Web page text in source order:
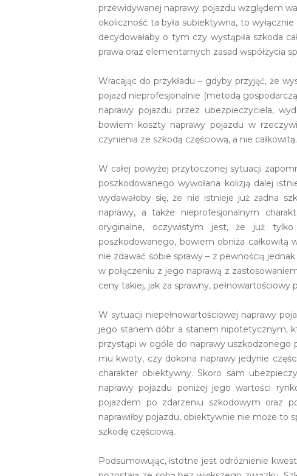
przewidywanej naprawy pojazdu względem
okoliczność ta była subiektywna, to
decydowałaby o tym czy wystąpiła szkoda
prawa oraz elementarnych zasad współżycia
Wracając do przykładu – gdyby przyjąć, że
pojazd nieprofesjonalnie (metodą
naprawy pojazdu przez ubezpieczyciela,
bowiem koszty naprawy pojazdu w
czynienia ze szkodą częściową, a nie całkowitą.
W całej powyżej przytoczonej sytuacji
poszkodowanego wywołana kolizją dalej
wydawałoby się, że nie istnieje już żadna
naprawy, a także nieprofesjonalnym
oryginalne, oczywistym jest, że już
poszkodowanego, bowiem obniża
nie zdawać sobie sprawy – z pewnością
w połączeniu z jego naprawą z
ceny takiej, jak za sprawny, pełnowartościowy
W sytuacji niepełnowartościowej naprawy
jego stanem dóbr a stanem hipotetycznym,
przystąpi w ogóle do naprawy uszkodzonego
mu kwoty, czy dokona naprawy jedynie
charakter obiektywny. Skoro sam
naprawy pojazdu poniżej jego wartości
pojazdem po zdarzeniu szkodowym oraz
naprawiłby pojazdu, obiektywnie nie może to
szkodę częściową.
Podsumowując, istotne jest odróżnienie